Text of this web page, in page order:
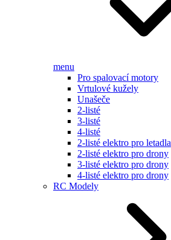
menu
Pro spalovací motory
Vrtulové kužely
Unašeče
2-listé
3-listé
4-listé
2-listé elektro pro letadla
2-listé elektro pro drony
3-listé elektro pro drony
4-listé elektro pro drony
RC Modely